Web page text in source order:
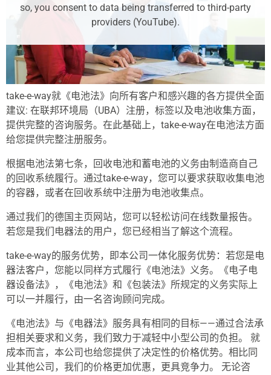
so, you consent to data being transferred to third-party
providers (YouTube).
take-e-way就《电池法》向所有客户和感兴趣的各方提供全面
建议: 在联邦环境局（UBA）注册，标签以及电池收集方面，
提供完整的咨询服务。在此基础上，take-e-way在电池法方面
给您提供完整注册服务。
根据电池法第七条，回收电池和蓄电池的义务由制造商自己
的回收系统履行。通过take-e-way，您可以要求获取收集电池
的容器，或者在回收系统中注册为电池收集点。
通过我们的德国主页网站，您可以轻松访问在线数量报告。
若您是我们电器法的用户，您已经相当了解这个流程。
take-e-way的服务优势，即本公司一体化服务优势：若您是电
器法客户，您能以同样方式履行《电池法》义务。《电子电
器设备法》，《电池法》和《包装法》所规定的义务实际上
可以一并履行，由一名咨询顾问完成。
《电池法》与《电器法》服务具有相同的目标——通过合法承
担相关要求和义务，我们致力于减轻中小型公司的负担。 就
成本而言，本公司也给您提供了决定性的价格优势。相比同
业其他公司，我们的价格更加优惠，更具竞争力。 无论咨